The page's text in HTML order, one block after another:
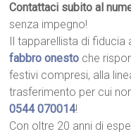
Contattaci subito al
senza impegno!
Il tapparellista di
fabbro onesto che
festivi compresi, alla
trasferimento per cui
0544 070014!
Con oltre 20 anni di